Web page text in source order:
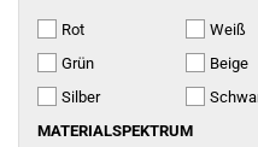
Rot Weiß
Grün
Beige
Silber
MATERIALSPEKTRUM
MATERIALSPEKTRUM